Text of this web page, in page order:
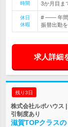
時間
3か月目ま
休日
休暇
# ―― 年間
振替出勤
求人詳細
残り3日
株式会社ルポハウス
引制度あり
滋賀TOPクラス